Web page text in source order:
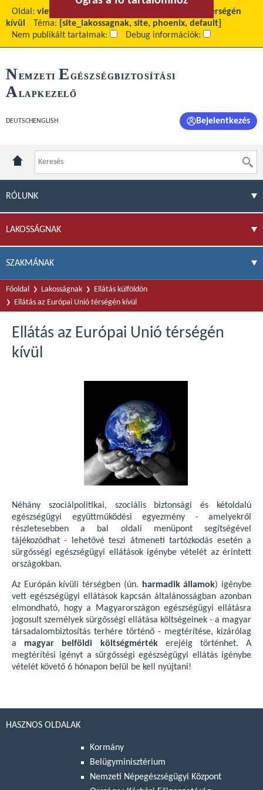
Oldal: view
Ellátás az Európai Unió térségén
kívül
Téma:
[site_lakossagnak, site, phoenix, default]
Nem publikált tartalmak:
Debug információk:
NEMZETI E GÉSZSÉGBIZTOSÍTÁSI
ALAPKEZELŐ
DEUTSCH ENGLISH Bejelentkezés
RÓLUNK
LAKOSSÁGNAK
SZAKMÁNAK
Főoldal Lakosságnak
Ellátás külföldön
Ellátás az Európai Unió térségén kívül
Ellátás az Európai Unió térségén
kívül
Néhány szociálpolitikai, szociális biztonsági és kétoldalú
egészségügyi együttműködési egyezmény - amelyekről
részletesebben a bal oldali menüpont segítségével
tájékozódhat - lehetővé teszi átmeneti tartózkodás esetén a
sürgősségi egészségügyi ellátások igénybe vételét az érintett
országokban.
Az Európán kívüli térségben (ún. harmadik államok) igénybe
vett egészségügyi ellátások kapcsán általánosságban azonban
elmondható, hogy a Magyarországon egészségügyi ellátásra
jogosult személyek sürgősségi ellátása költségeinek - a magyar
társadalombiztosítás terhére történő - megtérítése, kizárólag
a magyar belföldi költségmértékerejéig történhet. A
megtérítési igényt a sürgősségi egészségügyi ellátás igénybe
vételét követő 6 hónapon belül be kell nyújtani!
HASZNOS OLDALAK
Kormány
Belügyminisztérium
Nemzeti Népegészségügyi Központ